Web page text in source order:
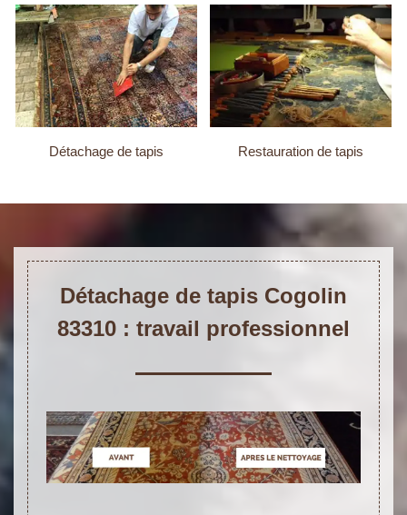
Détachage de tapis Restauration de tapis
Détachage de tapis Cogolin
83310 : travail professionnel